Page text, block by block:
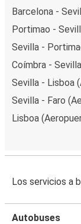
Barcelona -
Portimao -
Sevilla -
Coímbra - Sevilla
Sevilla - Lisboa
Sevilla - Faro
Lisboa
Los servicios a
Autobuses